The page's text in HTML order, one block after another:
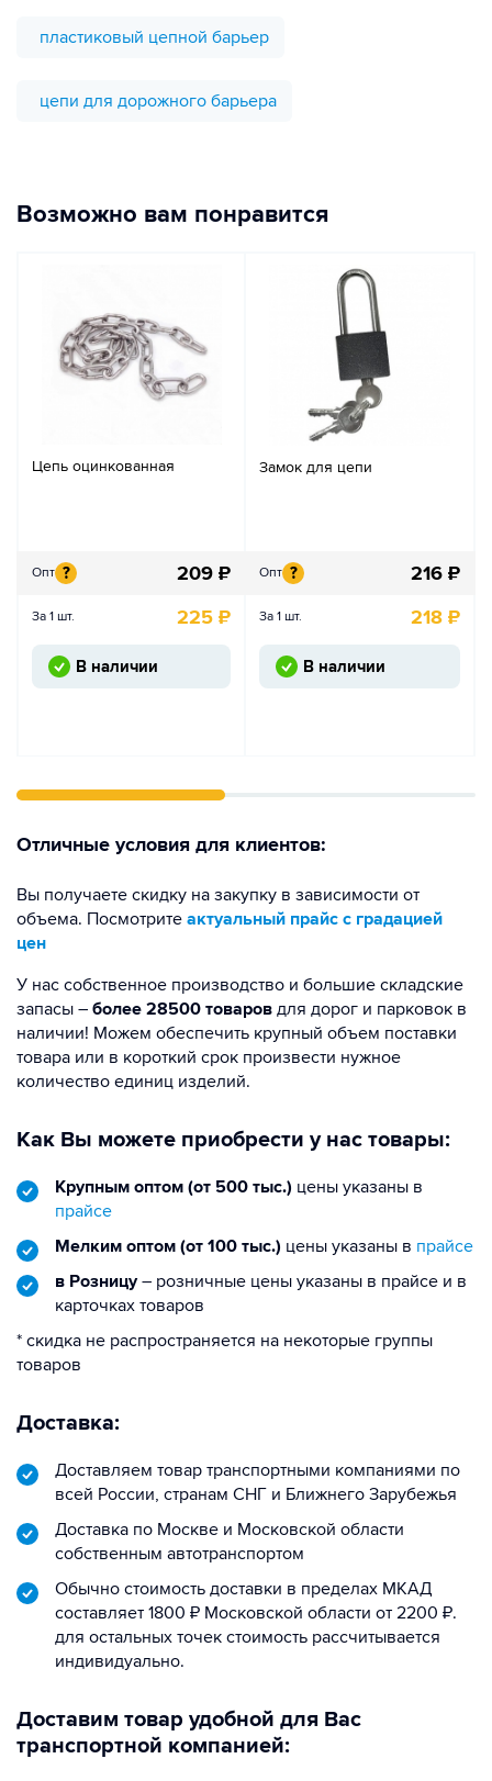
пластиковый цепной барьер
цепи для дорожного барьера
Возможно вам понравится
Цепь оцинкованная
Опт ? 209 ₽
За 1 шт. 225 ₽
В наличии
Замок для цепи
Опт ? 216 ₽
За 1 шт. 218 ₽
В наличии
Отличные условия для клиентов:
Вы получаете скидку на закупку в зависимости от
объема. Посмотрите актуальный прайс с градацией
цен
У нас собственное производство и большие складские
запасы – более 28500 товаров для дорог и парковок в
наличии! Можем обеспечить крупный объем поставки
товара или в короткий срок произвести нужное
количество единиц изделий.
Как Вы можете приобрести у нас товары:
Крупным оптом (от 500 тыс.) цены указаны в
прайсе
Мелким оптом (от 100 тыс.) цены указаны в прайсе
в Розницу– розничные цены указаны в прайсе и в
карточках товаров
* скидка не распространяется на некоторые группы
товаров
Доставка:
Доставляем товар транспортными компаниями по
всей России, странам СНГ и Ближнего Зарубежья
Доставка по Москве и Московской области
собственным автотранспортом
Обычно стоимость доставки в пределах МКАД
составляет 1800 ₽ Московской области от 2200 ₽.
для остальных точек стоимость рассчитывается
индивидуально.
Доставим товар удобной для Вас
транспортной компанией: